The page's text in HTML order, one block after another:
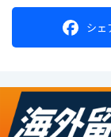
シェ